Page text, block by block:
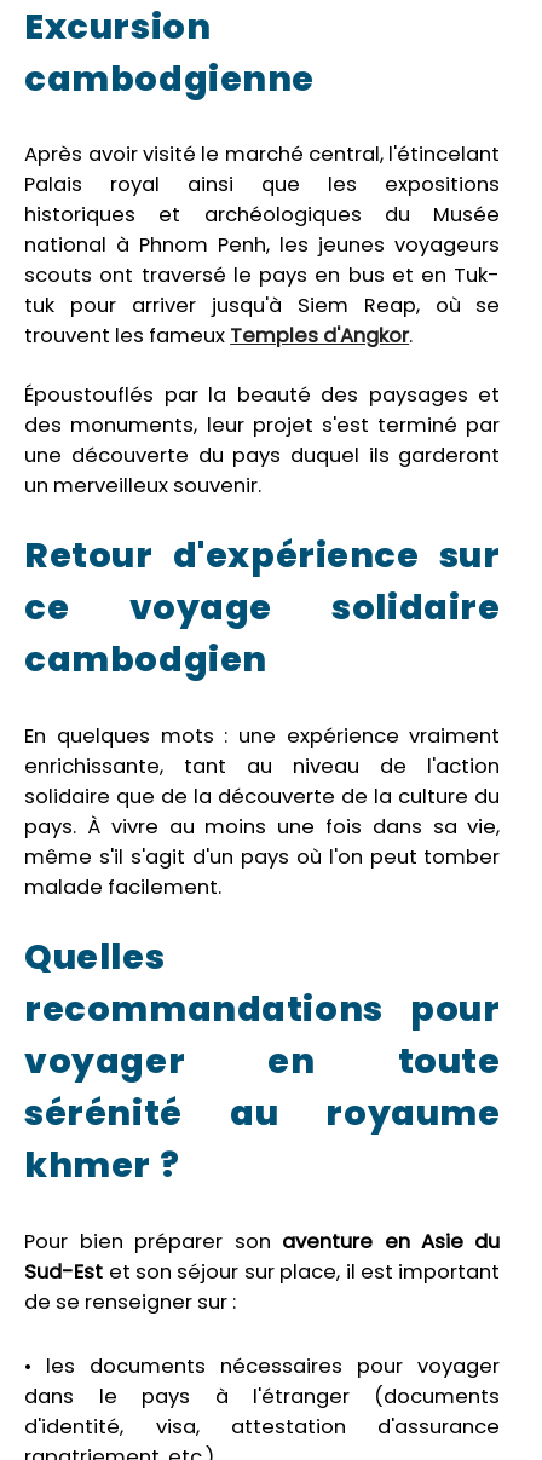
Excursion
cambodgienne
Après avoir visité le marché central, l'étincelant
Palais royal ainsi que les expositions
historiques et archéologiques du Musée
national à Phnom Penh, les jeunes voyageurs
scouts ont traversé le pays en bus et en Tuk-
tuk pour arriver jusqu'à Siem Reap, où se
trouvent les fameux Temples d'Angkor.
Époustouflés par la beauté des paysages et
des monuments, leur projet s'est terminé par
une découverte du pays duquel ils garderont
un merveilleux souvenir.
Retour d'expérience sur
ce voyage solidaire
cambodgien
En quelques mots : une expérience vraiment
enrichissante, tant au niveau de l'action
solidaire que de la découverte de la culture du
pays. À vivre au moins une fois dans sa vie,
même s'il s'agit d'un pays où l'on peut tomber
malade facilement.
Quelles
recommandations pour
voyager en toute
sérénité au royaume
khmer ?
Pour bien préparer son aventure en Asie du
Sud-Est et son séjour sur place, il est important
de se renseigner sur :
• les documents nécessaires pour voyager
dans le pays à l'étranger (documents
d'identité, visa, attestation d'assurance